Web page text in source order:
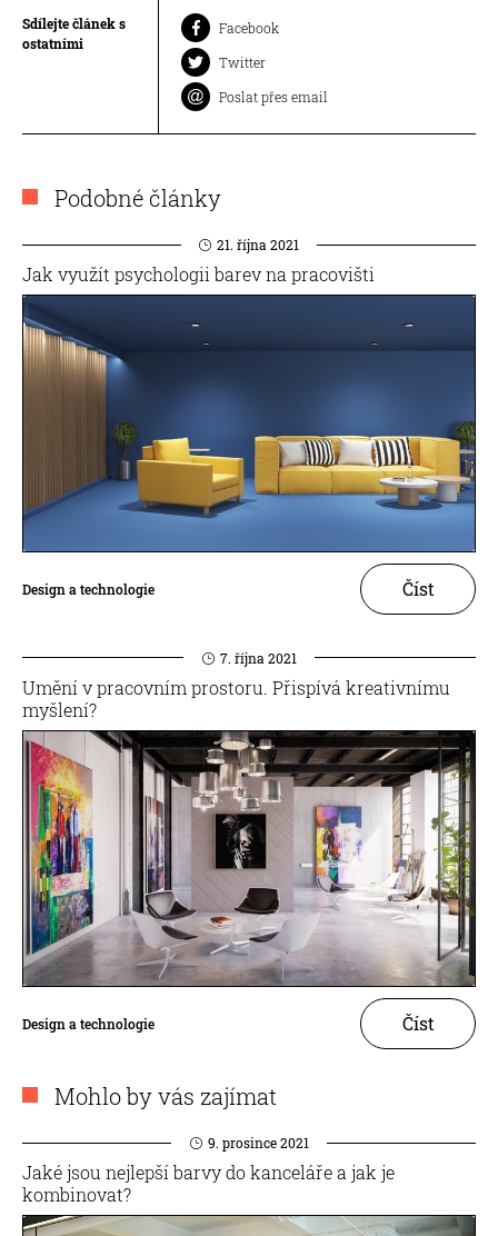
Sdílejte článek s
ostatními
Facebook
Twitter
Poslat přes email
Podobné články
21. října 2021
Jak využít psychologii barev na pracovišti
Design a technologie Číst
7. října 2021
Umění v pracovním prostoru. Přispívá kreativnímu
myšlení?
Design a technologie Číst
Mohlo by vás zajímat
9. prosince 2021
Jaké jsou nejlepší barvy do kanceláře a jak je
kombinovat?